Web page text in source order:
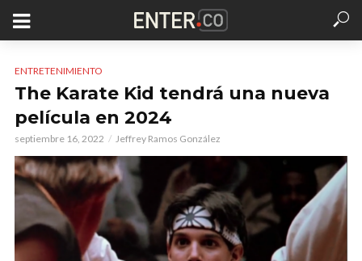
ENTRETENIMIENTO
The Karate Kid tendrá una nueva
película en 2024
septiembre 16, 2022 Jeffrey Ramos González